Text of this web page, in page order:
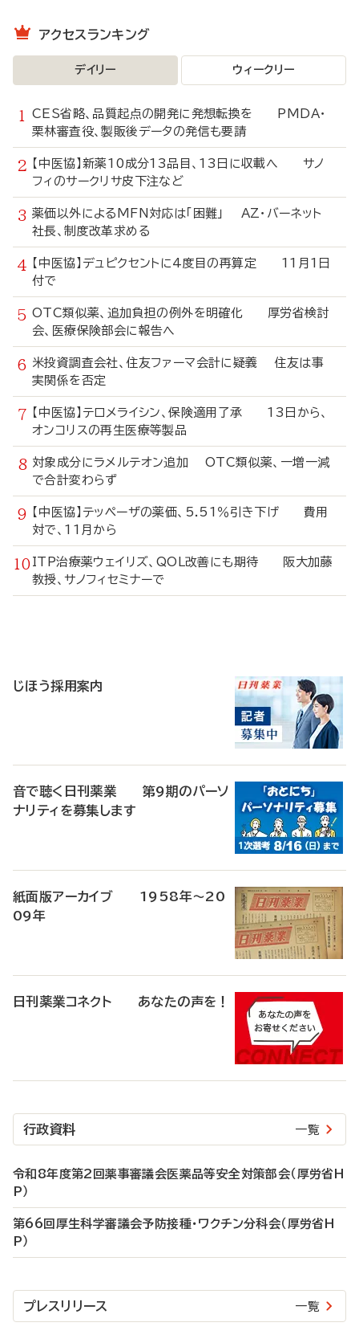
アクセスランキング
デイリー ウィークリー
CES省略、品質起点の開発に発想転換を PMDA・
栗林審査役、製販後データの発信も要請
【中医協】新薬10成分13品目、13日に収載へ サノ
フィのサークリサ皮下注など
薬価以外によるMFN対応は「困難」 AZ・バーネット
社長、制度改革求める
【中医協】デュピクセントに4度目の再算定 11月1日
付で
OTC類似薬、追加負担の例外を明確化 厚労省検討
会、医療保険部会に報告へ
米投資調査会社、住友ファーマ会計に疑義 住友は事
実関係を否定
【中医協】テロメライシン、保険適用了承 13日から、
オンコリスの再生医療等製品
対象成分にラメルテオン追加 OTC類似薬、一増一減
で合計変わらず
【中医協】テッペーザの薬価、5.51％引き下げ 費用
対で、11月から
ITP治療薬ウェイリズ、QOL改善にも期待 阪大加藤
教授、サノフィセミナーで
じほう採用案内
音で聴く日刊薬業 第9期のパーソ
ナリティを募集します
紙面版アーカイブ 1958年～20
09年
日刊薬業コネクト あなたの声を！
行政資料 一覧
令和8年度第2回薬事審議会医薬品等安全対策部会（厚労省H
P）
第66回厚生科学審議会予防接種・ワクチン分科会（厚労省H
P）
プレスリリース 一覧